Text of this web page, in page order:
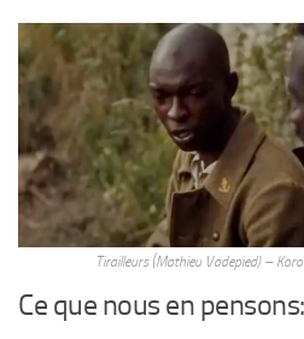
Tirailleurs (Mathieu Vadepied) –
Ce que nous en pensons: